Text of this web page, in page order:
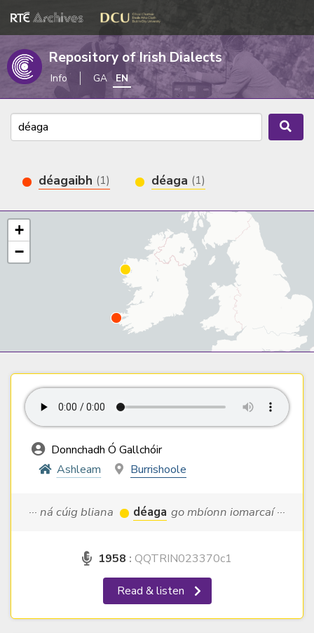
Repository of Irish Dialects
Info GA EN
déagaibh (1) déaga (1)
+
−
Donnchadh Ó Gallchóir
Ashleam
Burrishoole
··· ná cúig bliana déaga go mbíonn iomarcaí ···
1958 : QQTRIN023370c1
Read & listen